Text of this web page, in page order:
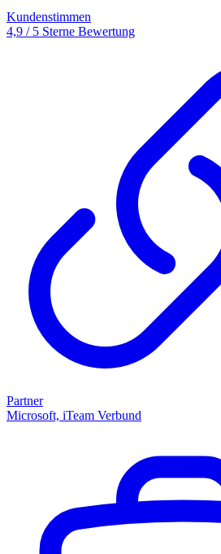
Kundenstimmen
4,9 / 5 Sterne Bewertung
Partner
Microsoft, iTeam Verbund